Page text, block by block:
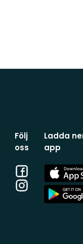
Följ
oss
Facebook
Instagram
Ladda
app
App
Store
App
Store